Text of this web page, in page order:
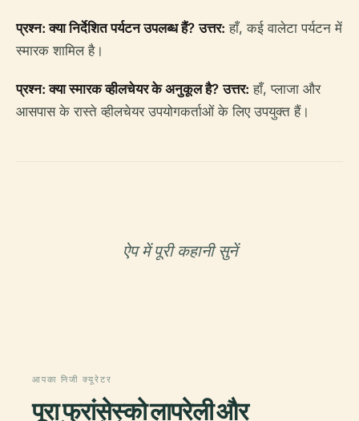
प्रश्न: क्या निर्देशित पर्यटन उपलब्ध हैं? उत्तर: हाँ, कई वालेटा पर्यटन में
स्मारक शामिल है।
प्रश्न: क्या स्मारक व्हीलचेयर के अनुकूल है? उत्तर: हाँ, प्लाजा और
आसपास के रास्ते व्हीलचेयर उपयोगकर्ताओं के लिए उपयुक्त हैं।
ऐप में पूरी कहानी सुनें
आपका निजी क्यूरेटर
पूरा फ्रांसेस्को लापरेली और